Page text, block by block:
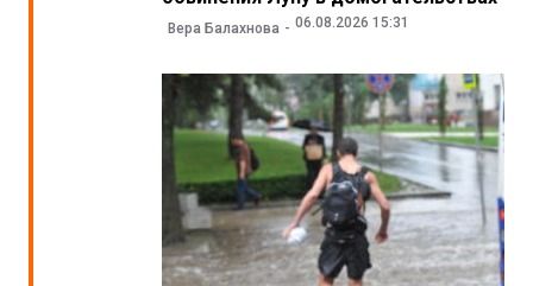
Вера Балахнова 06.08.2026 15:31